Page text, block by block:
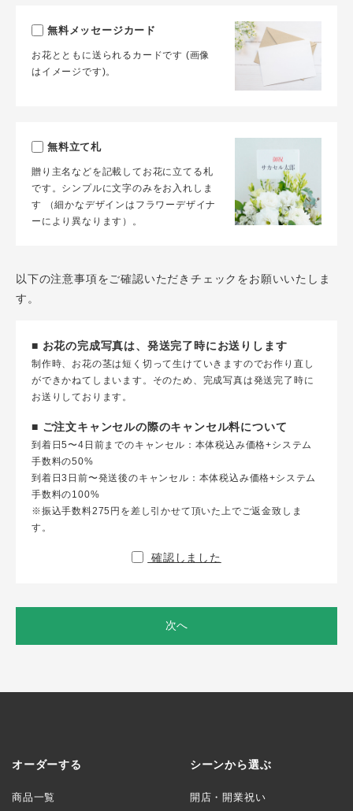
無料メッセージカード
お花とともに送られるカードです (画像
はイメージです)。
無料立て札
贈り主名などを記載してお花に立てる札
です。シンプルに文字のみをお入れしま
す （細かなデザインはフラワーデザイナ
ーにより異なります）。
以下の注意事項をご確認いただきチェックをお願いいたしま
す。
■ お花の完成写真は、発送完了時にお送りします
制作時、お花の茎は短く切って生けていきますのでお作り直し
ができかねてしまいます。そのため、完成写真は発送完了時に
お送りしております。
■ ご注文キャンセルの際のキャンセル料について
到着日5〜4日前までのキャンセル：本体税込み価格+システム
手数料の50%
到着日3日前〜発送後のキャンセル：本体税込み価格+システム
手数料の100%
※振込手数料275円を差し引かせて頂いた上でご返金致しま
す。
確認しました
次へ
オーダーする
商品一覧
シーンから選ぶ
開店・開業祝い